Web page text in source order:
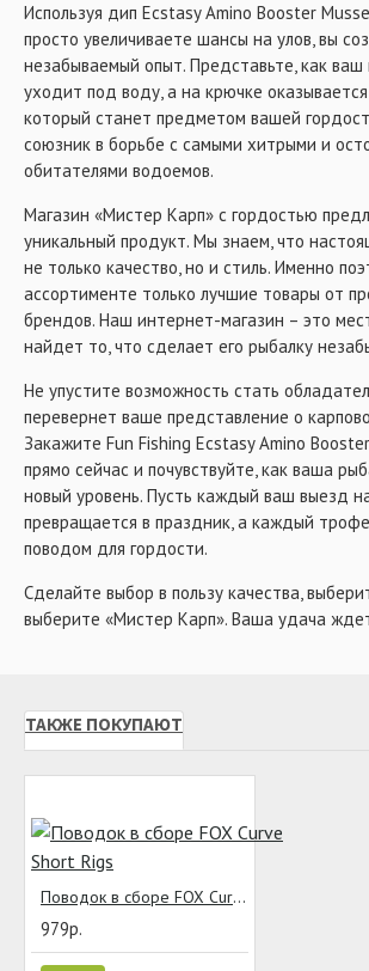
Используя дип Ecstasy Amino Booster
просто увеличиваете шансы на улов, вы
незабываемый опыт. Представьте, как ваш
уходит под воду, а на крючке
который станет предметом вашей
союзник в борьбе с самыми хитрыми и
обитателями водоемов.
Магазин «Мистер Карп» с гордостью
уникальный продукт. Мы знаем, что
не только качество, но и стиль. Именно
ассортименте только лучшие товары от
брендов. Наш интернет-магазин – это
найдет то, что сделает его рыбалку
Не упустите возможность стать
перевернет ваше представление о
Закажите Fun Fishing Ecstasy Amino
прямо сейчас и почувствуйте, как ваша
новый уровень. Пусть каждый ваш выезд
превращается в праздник, а каждый
поводом для гордости.
Сделайте выбор в пользу качества,
выберите «Мистер Карп». Ваша удача
ТАКЖЕ ПОКУПАЮТ
Поводок в сборе FOX Curve Short Rigs
979р.